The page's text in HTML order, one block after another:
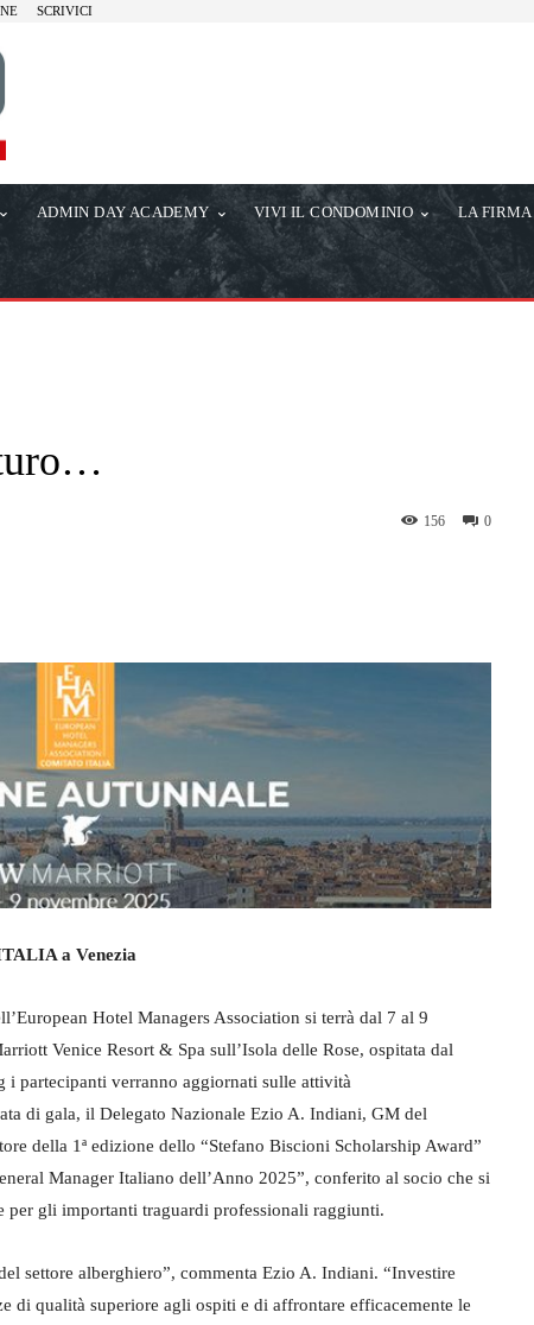
SCRIVICI
ADMIN DAY ACADEMY VIVI IL CONDOMINIO LA
0
156
a Venezia
Hotel Managers Association si terrà dal 7 al 9
Venice Resort & Spa sull’Isola delle Rose, ospitata dal
i partecipanti verranno aggiornati sulle attività
di gala, il Delegato Nazionale Ezio A. Indiani, GM del
della 1ª edizione dello “Stefano Biscioni Scholarship Award”
Manager Italiano dell’Anno 2025”, conferito al socio che si
per gli importanti traguardi professionali raggiunti.
settore alberghiero”, commenta Ezio A. Indiani. “Investire
di qualità superiore agli ospiti e di affrontare efficacemente le